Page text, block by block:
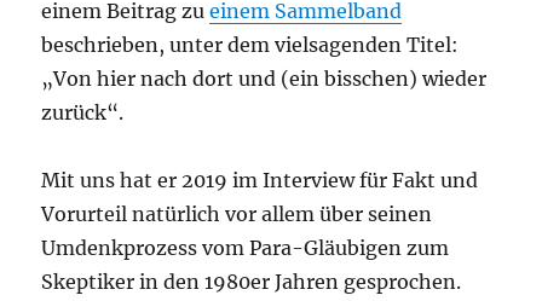
einem Beitrag zueinem Sammelband
beschrieben, unter dem vielsagenden Titel:
„Von hier nach dort und (ein bisschen) wieder
zurück“.
Mit uns hat er 2019 im Interview für Fakt und
Vorurteil natürlich vor allem über seinen
Umdenkprozess vom Para-Gläubigen zum
Skeptiker in den 1980er Jahren gesprochen.